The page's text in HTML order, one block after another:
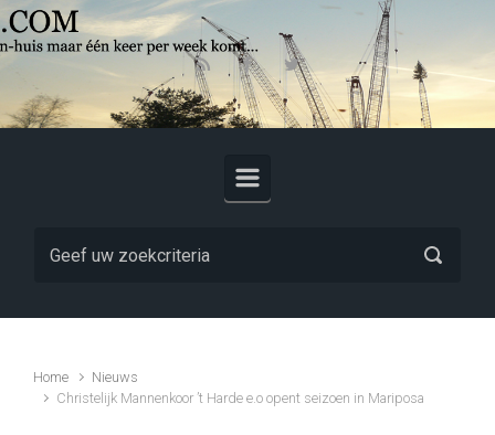
Skip to main content
Home
Nieuws
Christelijk Mannenkoor ’t Harde e.o opent seizoen in Mariposa